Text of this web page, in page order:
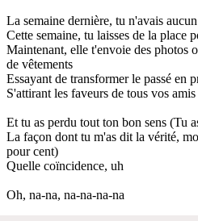
La semaine dernière, tu n'avais
Cette semaine, tu laisses de la place
Maintenant, elle t'envoie des photos
de vêtements
Essayant de transformer le passé en
S'attirant les faveurs de tous vos
Et tu as perdu tout ton bon sens (Tu
La façon dont tu m'as dit la vérité,
pour cent)
Quelle coïncidence, uh
Oh, na-na, na-na-na-na